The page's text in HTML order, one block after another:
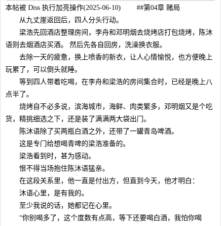
本帖被 Diss 执行加亮操作(2025-06-10) ##第04章 赌局
从九丈崖返回后，四人分头行动。
梁浩先回酒店整理房间，李舟和邓明烟去烧烤店打包烧烤，陈沐
语则去烟酒店买酒。 然后先各自回房，洗澡换衣服。
去除一天的疲惫，换上喷香的新衣，让人心情愉悦，也方便晚上
玩累了，可以倒头就睡。
等到四人带着吃喝，在李舟和梁浩的房间集合时，已经是晚上八
点半了。
烧烤自不必多说，滨海城市，海鲜、肉类繁多，邓明烟又是个吃
货，精挑细选之下，还是装了满满两大袋出门。
陈沐语除了买两瓶白酒之外，还带了一罐青岛啤酒。
这是专门给想喝青啤的梁浩准备的。
梁浩看到时，甚为感动。
恨不得当场抱住陈沐语猛亲。
在这段关系里，他一直是付出方，但直到今天，他才明白：
沐语心里，是有我的。
至少我说的话，她都记在心里。
“你别喝多了，这个度数有点高，等下还要喝白酒，我怕你喝